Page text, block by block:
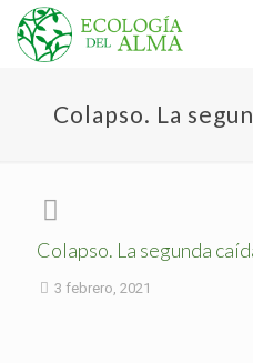
Colapso. La
Colapso. La segunda
3 febrero, 2021